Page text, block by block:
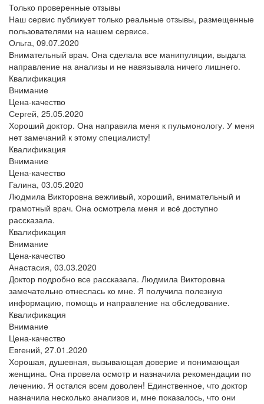
Только проверенные отзывы
Наш сервис публикует только реальные отзывы, размещенные
пользователями на нашем сервисе.
Ольга, 09.07.2020
Внимательный врач. Она сделала все манипуляции, выдала
направление на анализы и не навязывала ничего лишнего.
Квалификация
Внимание
Цена-качество
Сергей, 25.05.2020
Хороший доктор. Она направила меня к пульмонологу. У меня
нет замечаний к этому специалисту!
Квалификация
Внимание
Цена-качество
Галина, 03.05.2020
Людмила Викторовна вежливый, хороший, внимательный и
грамотный врач. Она осмотрела меня и всё доступно
рассказала.
Квалификация
Внимание
Цена-качество
Анастасия, 03.03.2020
Доктор подробно все рассказала. Людмила Викторовна
замечательно отнеслась ко мне. Я получила полезную
информацию, помощь и направление на обследование.
Квалификация
Внимание
Цена-качество
Евгений, 27.01.2020
Хорошая, душевная, вызывающая доверие и понимающая
женщина. Она провела осмотр и назначила рекомендации по
лечению. Я остался всем доволен! Единственное, что доктор
назначила несколько анализов и, мне показалось, что они